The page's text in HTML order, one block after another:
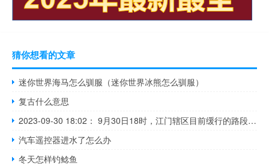
猜你想看的文章
迷你世界海马怎么驯服（迷你世界冰熊怎么驯服）
复古什么意思
2023-09-30 18:02： 9月30日18时，江门辖区目前缓行的路段有：1、沈海高速往阳江方向沙湖至圣堂服务区。管制措施：中江高速往粤西方向四村出口实施分流；关闭中阳高速往沈海高速的互通。 ​​​
汽车遥控器进水了怎么办
冬天怎样钓鲶鱼